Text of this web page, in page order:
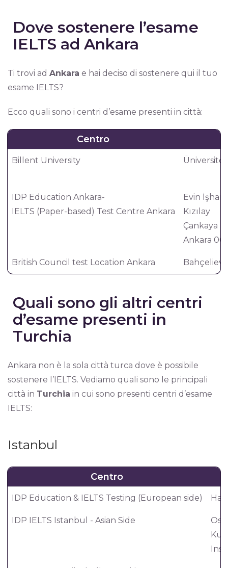
Dove sostenere l’esame
IELTS ad Ankara
Ti trovi ad Ankara e hai deciso di sostenere qui il tuo
esame IELTS?
Ecco quali sono i centri d’esame presenti in città:
Centro
Billent University
IDP Education Ankara-
IELTS (Paper-based) Test Centre Ankara
Evin
Kızılay
Çankaya
Ankara
British Council test Location Ankara
Quali sono gli altri centri
d’esame presenti in
Turchia
Ankara non è la sola città turca dove è possibile
sostenere l’IELTS. Vediamo quali sono le principali
città in Turchia in cui sono presenti centri d’esame
IELTS:
Istanbul
Centro
IDP Education & IELTS Testing (European side)
IDP IELTS Istanbul - Asian Side